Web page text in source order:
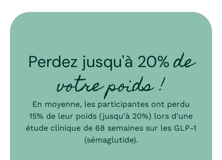
Perdez jusqu'à 20%de
votre poids !
En moyenne, les participantes ont perdu
15% de leur poids (jusqu'à 20%) lors d'une
étude clinique de 68 semaines sur les GLP‑1
(sémaglutide).